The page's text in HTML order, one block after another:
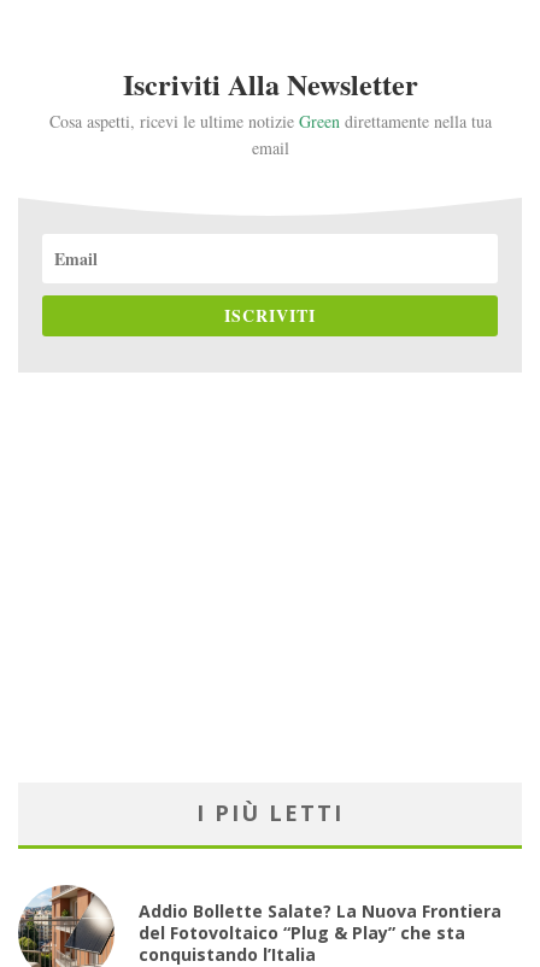
Iscriviti Alla Newsletter
Cosa aspetti, ricevi le ultime notizie Greendirettamente nella tua
email
ISCRIVITI
I PIÙ LETTI
Addio Bollette Salate? La Nuova Frontiera
del Fotovoltaico “Plug & Play” che sta
conquistando l’Italia